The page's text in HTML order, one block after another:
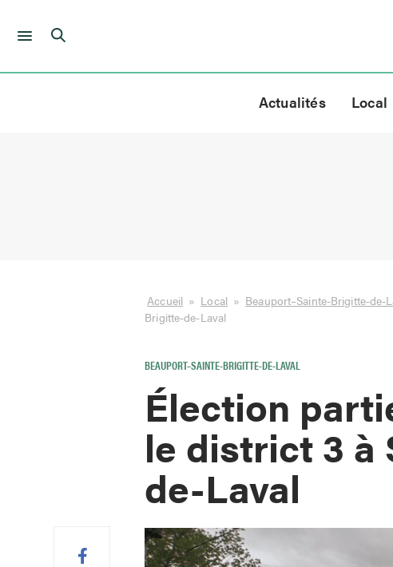
Skip
Actualités Local
Accueil » Local » Beauport–Sainte-Brigitte-de-
Brigitte-de-Laval
BEAUPORT–SAINTE-BRIGITTE-DE-LAVAL
Élection
le district 3 à
de-Laval